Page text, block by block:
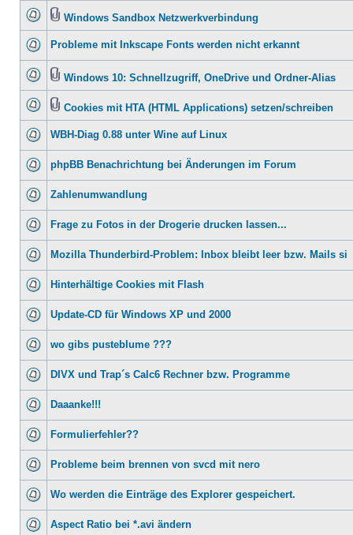
Windows Sandbox Netzwerkverbindung
Probleme mit Inkscape Fonts werden nicht erkannt
Windows 10: Schnellzugriff, OneDrive und Ordner-Alias
Cookies mit HTA (HTML Applications) setzen/schreiben
WBH-Diag 0.88 unter Wine auf Linux
phpBB Benachrichtung bei Änderungen im Forum
Zahlenumwandlung
Frage zu Fotos in der Drogerie drucken lassen...
Mozilla Thunderbird-Problem: Inbox bleibt leer bzw. Mails si
Hinterhältige Cookies mit Flash
Update-CD für Windows XP und 2000
wo gibs pusteblume ???
DIVX und Trap´s Calc6 Rechner bzw. Programme
Daaanke!!!
Formulierfehler??
Probleme beim brennen von svcd mit nero
Wo werden die Einträge des Explorer gespeichert.
Aspect Ratio bei *.avi ändern